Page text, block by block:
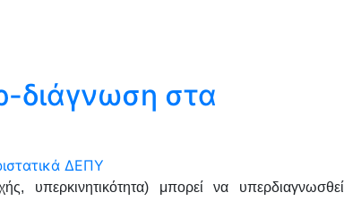
διάγνωση στα
υπερκινητικότητα) μπορεί να υπερδιαγνωσθεί